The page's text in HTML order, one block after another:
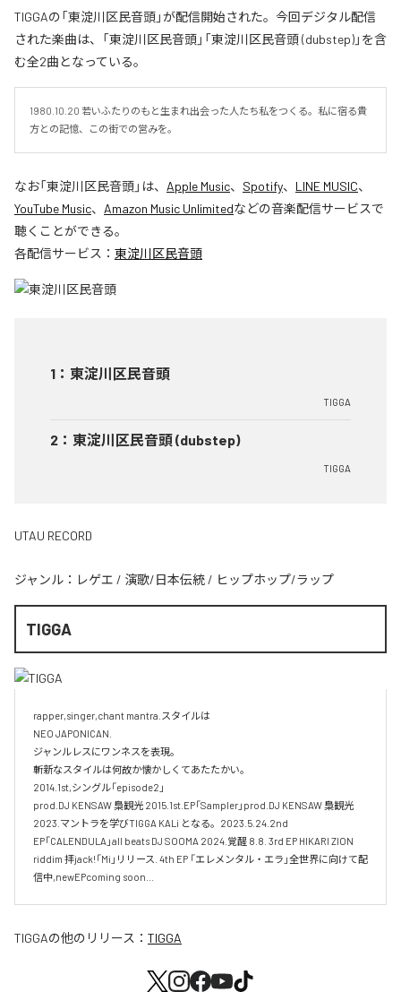
TIGGAの「東淀川区民音頭」が配信開始された。今回デジタル配信
された楽曲は、「東淀川区民音頭」「東淀川区民音頭 (dubstep)」を含
む全2曲となっている。
1980.10.20 若いふたりのもと生まれ出会った人たち私をつくる。私に宿る貴
方との記憶、この街での営みを。
なお「東淀川区民音頭」は、 Apple Music、 Spotify、 LINE MUSIC、
YouTube Music、 Amazon Music Unlimitedなどの音楽配信サービスで
聴くことができる。
各配信サービス： 東淀川区民音頭
1 ： 東淀川区民音頭
TIGGA
2 ： 東淀川区民音頭 (dubstep)
TIGGA
UTAU RECORD
ジャンル： レゲエ / 演歌/日本伝統 / ヒップホップ/ラップ
TIGGA
rapper,singer,chant mantra.スタイルは
NEO JAPONICAN.
ジャンルレスにワンネスを表現。
斬新なスタイルは何故か懐かしくてあたたかい。
2014.1st,シングル「episode2」
prod.DJ KENSAW 梟観光 2015.1st.EP「Sampler」prod.DJ KENSAW 梟観光
2023.マントラを学びTIGGA KALi となる。2023.5.24.2nd
EP「CALENDULA」all beats DJ SOOMA 2024.覚醒 8.8. 3rd EP HIKARI ZION
riddim 拝jack!「Mi」リリース. 4th EP 「エレメンタル・エラ」全世界に向けて配
TIGGAの他のリリース： TIGGA